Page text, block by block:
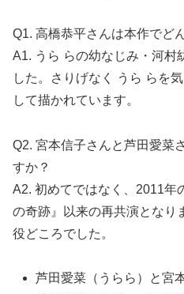
Q1. 高橋恭平さんは本作でど
A1. うら らの幼なじみ・河村
した。さりげなく うら らを
して描かれています。
Q2. 宮本信子さんと芦田愛菜
すか？
A2. 初めてではなく、2011年
の奇跡』以来の再共演となり
役どころでした。
芦田愛菜（うらら）と宮